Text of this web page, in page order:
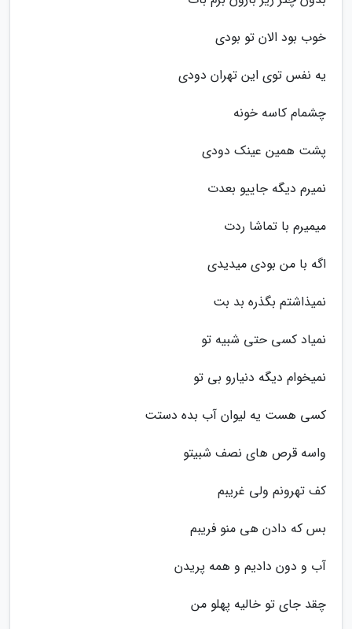
خوب بود الان تو بودی
یه نفس توی این تهران دودی
چشمام کاسه خونه
پشت همین عینک دودی
نمیرم دیگه جاییو بعدت
میمیرم با تماشا ردت
اگه با من بودی میدیدی
نمیذاشتم بگذره بد بت
نمیاد کسی حتی شبیه تو
نمیخوام دیگه دنیارو بی تو
کسی هست یه لیوان آب بده دستت
واسه قرص های نصف شبیتو
کف تهرونم ولی غریبم
بس که دادن هی منو فریبم
آب و دون دادیم و همه پریدن
چقد جای تو خالیه پهلو من